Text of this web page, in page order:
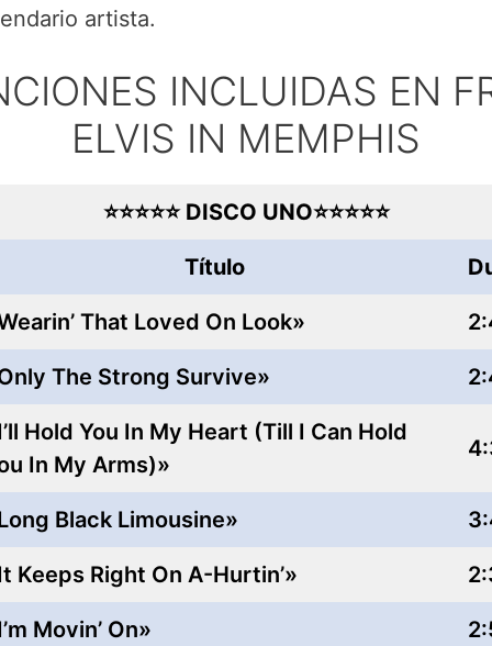
artista.
INCLUIDAS EN
ELVIS IN MEMPHIS
⭐⭐⭐⭐⭐ DISCO UNO⭐⭐⭐⭐⭐
Título
That Loved On Look»
The Strong Survive»
Hold You In My Heart (Till I Can Hold
In My Arms)»
Black Limousine»
Keeps Right On A-Hurtin’»
Movin’ On»